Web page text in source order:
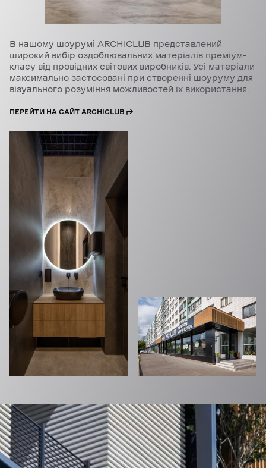
В нашому шоурумі ARCHICLUB представлений
широкий вибір оздоблювальних матеріалів преміум-
класу від провідних світових виробників. Усі матеріали
максимально застосовані при створенні шоуруму для
візуального розуміння можливостей їх використання.
ПЕРЕЙТИ НА САЙТ ARCHICLUB